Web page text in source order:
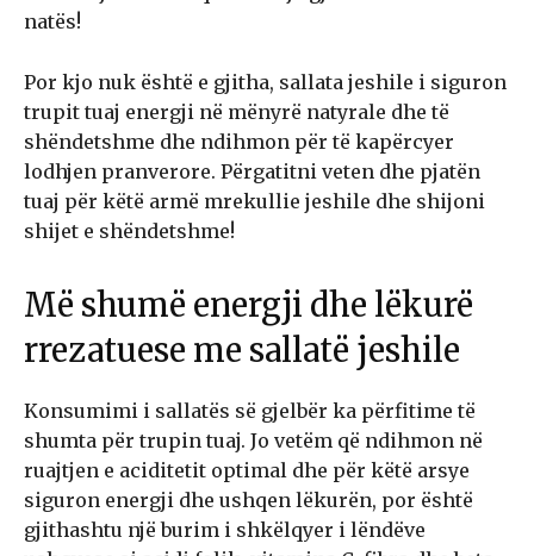
natës!
Por kjo nuk është e gjitha, sallata jeshile i siguron
trupit tuaj energji në mënyrë natyrale dhe të
shëndetshme dhe ndihmon për të kapërcyer
lodhjen pranverore. Përgatitni veten dhe pjatën
tuaj për këtë armë mrekullie jeshile dhe shijoni
shijet e shëndetshme!
Më shumë energji dhe lëkurë
rrezatuese me sallatë jeshile
Konsumimi i sallatës së gjelbër ka përfitime të
shumta për trupin tuaj. Jo vetëm që ndihmon në
ruajtjen e aciditetit optimal dhe për këtë arsye
siguron energji dhe ushqen lëkurën, por është
gjithashtu një burim i shkëlqyer i lëndëve